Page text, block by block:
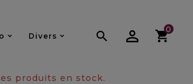
0

Divers
produits en stock.